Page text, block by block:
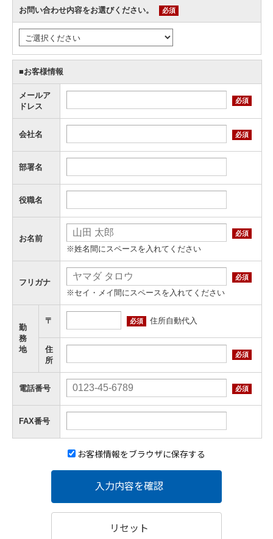
お問い合わせ内容をお選びください。 必須
■お客様情報
メールア
ドレス
必須
会社名 必須
部署名
役職名
お名前
必須
※姓名間にスペースを入れてください
フリガナ
必須
※セイ・メイ間にスペースを入れてください
勤
務
地
〒 必須 住所自動代入
住
所
必須
電話番号 必須
FAX番号
お客様情報をブラウザに保存する
入力内容を確認
リセット